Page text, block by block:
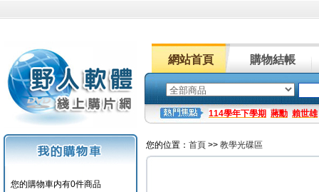
網站首頁 購物結帳
114學年下學期 蔣勳 賴世雄
您的購物車内有0件商品
您的位置： 首頁 >> 教學光碟區